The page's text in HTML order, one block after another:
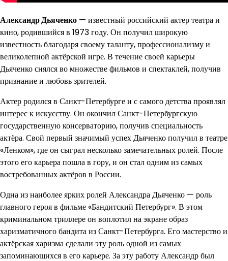
Александр Дьяченко — известный российский актер театра и
кино, родившийся в 1973 году. Он получил широкую
известность благодаря своему таланту, профессионализму и
великолепной актёрской игре. В течение своей карьеры
Дьяченко снялся во множестве фильмов и спектаклей, получив
признание и любовь зрителей.
Актер родился в Санкт-Петербурге и с самого детства проявлял
интерес к искусству. Он окончил Санкт-Петербургскую
государственную консерваторию, получив специальность
актёра. Свой первый значимый успех Дьяченко получил в театре
«Ленком», где он сыграл несколько замечательных ролей. После
этого его карьера пошла в гору, и он стал одним из самых
востребованных актёров в России.
Одна из наиболее ярких ролей Александра Дьяченко — роль
главного героя в фильме «Бандитский Петербург». В этом
криминальном триллере он воплотил на экране образ
харизматичного бандита из Санкт-Петербурга. Его мастерство и
актёрская харизма сделали эту роль одной из самых
запоминающихся в его карьере. За эту работу Александр был